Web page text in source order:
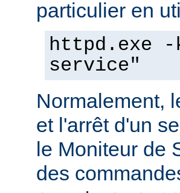
particulier en
httpd.exe
service"
Normalement,
et l'arrêt d'un
le Moniteur de
des